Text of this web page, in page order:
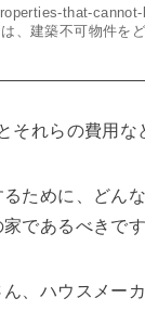
that-
、建築不可物件を
れらの費用な
ために、どん
であるべきで
、ハウスメー